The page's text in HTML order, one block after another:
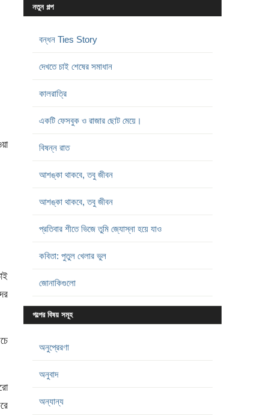
নতুন গল্প
বন্ধন Ties Story
দেখতে চাই শেষের সমাধান
কালরাত্রি
একটি ফেসবুক ও রাজার ছোট মেয়ে।
বিষন্ন রাত
আশঙ্কা থাকবে, তবু জীবন
আশঙ্কা থাকবে, তবু জীবন
প্রতিবার শীতে ভিজে তুমি জ্যোস্না হয়ে যাও
কবিতা: পুতুল খেলার ভুল
জোনাকিগুলো
গল্পের বিষয় সমূহ
অনুপ্রেরণা
অনুবাদ
অন্যান্য